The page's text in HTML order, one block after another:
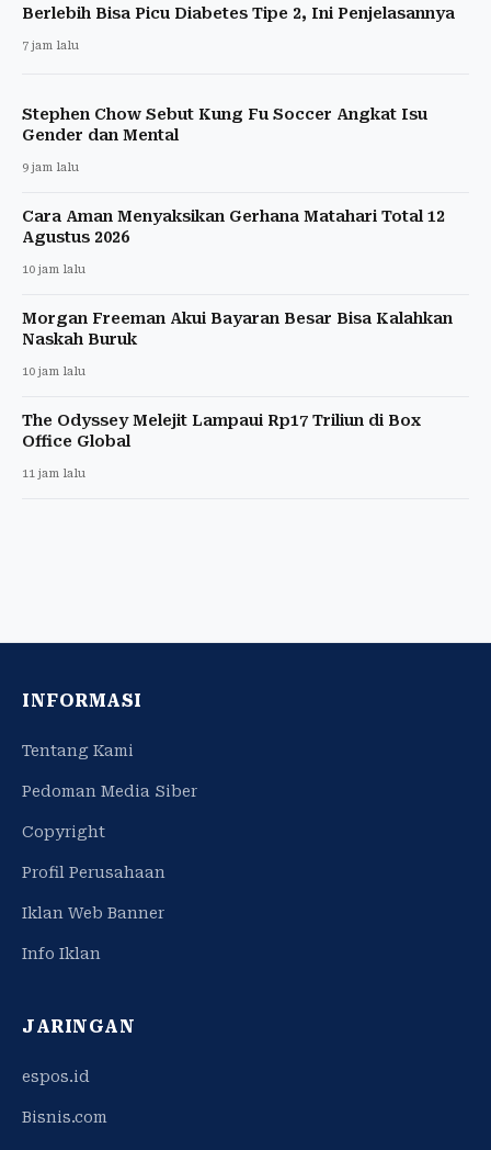
Berlebih Bisa Picu Diabetes Tipe 2, Ini Penjelasannya
7 jam lalu
Stephen Chow Sebut Kung Fu Soccer Angkat Isu
Gender dan Mental
9 jam lalu
Cara Aman Menyaksikan Gerhana Matahari Total 12
Agustus 2026
10 jam lalu
Morgan Freeman Akui Bayaran Besar Bisa Kalahkan
Naskah Buruk
10 jam lalu
The Odyssey Melejit Lampaui Rp17 Triliun di Box
Office Global
11 jam lalu
INFORMASI
Tentang Kami
Pedoman Media Siber
Copyright
Profil Perusahaan
Iklan Web Banner
Info Iklan
JARINGAN
espos.id
Bisnis.com